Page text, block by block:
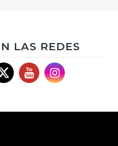
LAS REDES
YouTubeInstagram